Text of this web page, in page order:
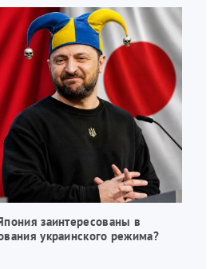
заинтересованы в
украинского режима?